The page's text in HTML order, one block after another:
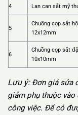
4 Lan can sắt mỹ
5
Chuồng cọp sắt
12x12mm
6
Chuồng cọp sắt
10x10mm
Lưu ý: Đơn giá sửa
giảm phụ thuộc
công việc. Để có